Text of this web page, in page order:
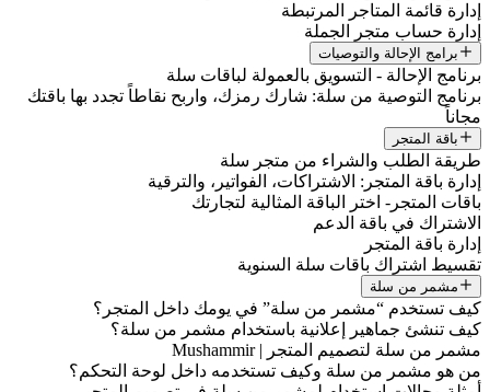
إدارة قائمة المتاجر المرتبطة
إدارة حساب متجر الجملة
برامج الإحالة والتوصيات
برنامج الإحالة - التسويق بالعمولة لباقات سلة
برنامج التوصية من سلة: شارك رمزك، واربح نقاطاً تجدد بها باقتك
مجاناً
باقة المتجر
طريقة الطلب والشراء من متجر سلة
إدارة باقة المتجر: الاشتراكات، الفواتير، والترقية
باقات المتجر- اختر الباقة المثالية لتجارتك
الاشتراك في باقة الدعم
إدارة باقة المتجر
تقسيط اشتراك باقات سلة السنوية
مشمر من سلة
كيف تستخدم “مشمر من سلة” في يومك داخل المتجر؟
كيف تنشئ جماهير إعلانية باستخدام مشمر من سلة؟
مشمر من سلة لتصميم المتجر | Mushammir
من هو مشمر من سلة وكيف تستخدمه داخل لوحة التحكم؟